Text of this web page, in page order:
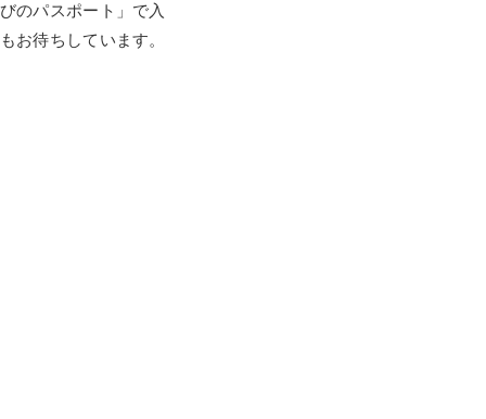
のパスポート」で入
お待ちしています。